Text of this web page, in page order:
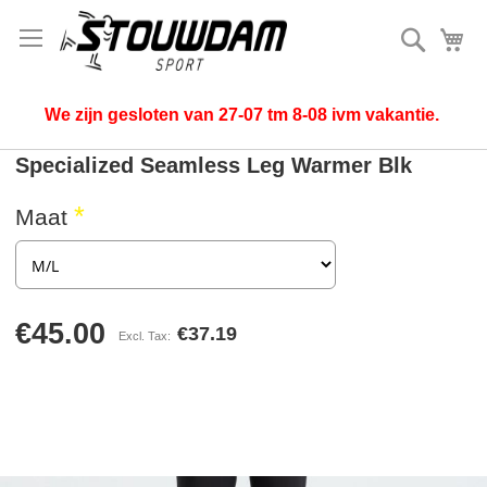
Search
We zijn gesloten van 27-07 tm 8-08 ivm vakantie.
Specialized Seamless Leg Warmer Blk
Maat
€45.00 €37.19